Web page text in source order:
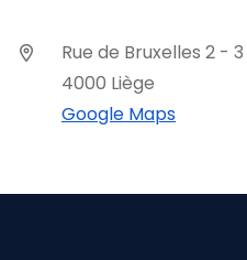
Rue de Bruxelles 2 - 3
4000 Liège
Google Maps